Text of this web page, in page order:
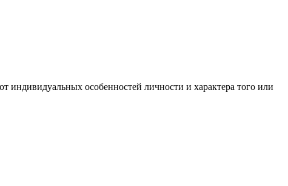
особенностей личности и характера того или